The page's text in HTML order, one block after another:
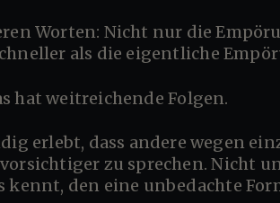
als die eigentliche
hat weitreichende Folgen.
zu sprechen. Nicht
kennt, den eine unbedachte